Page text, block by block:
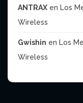
ANTRAX en Los
Wireless
Gwishin en Los
Wireless